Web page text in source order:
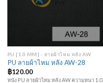
PU [1.0 MM] - ลายผ้าไหม หลัง AW
PU ลายผ้าไหม หลัง AW-28
฿120.00
หนัง PU ลายผ้าไหม หลัง AW ความหนา 1.0